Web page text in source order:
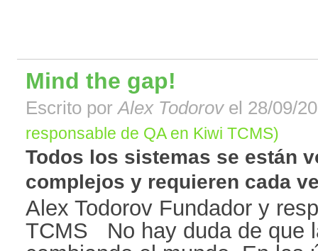
Mind the gap!
Escrito porAlex Todorovel 28/09/
responsable de QA en Kiwi TCMS)
Todos los sistemas se están
complejos y requieren cada
Alex Todorov Fundador y
TCMS No hay duda de que